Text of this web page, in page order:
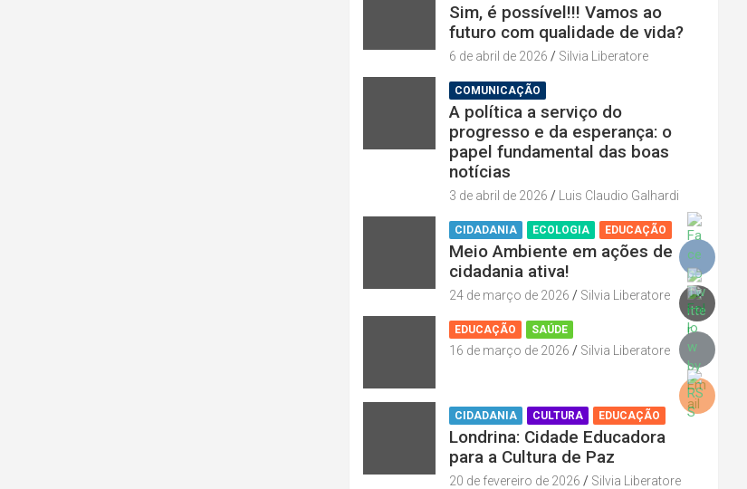
Sim, é possível!!! Vamos ao
futuro com qualidade de vida?
6 de abril de 2026 Silvia Liberatore
COMUNICAÇÃO
A política a serviço do
progresso e da esperança: o
papel fundamental das boas
notícias
3 de abril de 2026 Luis Claudio Galhardi
CIDADANIA ECOLOGIA EDUCAÇÃO
Meio Ambiente em ações de
cidadania ativa!
24 de março de 2026 Silvia Liberatore
EDUCAÇÃO SAÚDE
16 de março de 2026 Silvia Liberatore
CIDADANIA CULTURA EDUCAÇÃO
Londrina: Cidade Educadora
para a Cultura de Paz
20 de fevereiro de 2026 Silvia Liberatore